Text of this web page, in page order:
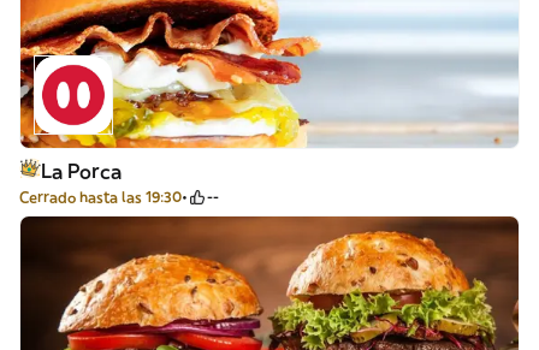
La Porca
Cerrado hasta las 19:30 --